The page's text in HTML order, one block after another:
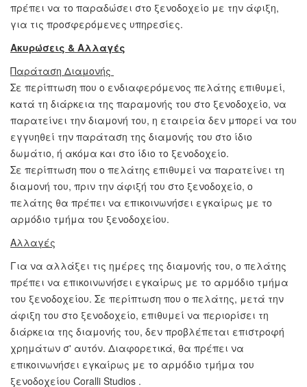
πρέπει να το παραδώσει στο ξενοδοχείο με την άφιξη,
για τις προσφερόμενες υπηρεσίες.
Ακυρώσεις & Αλλαγές
Παράταση Διαμονής
Σε περίπτωση που ο ενδιαφερόμενος πελάτης επιθυμεί,
κατά τη διάρκεια της παραμονής του στο ξενοδοχείο, να
παρατείνει την διαμονή του, η εταιρεία δεν μπορεί να του
εγγυηθεί την παράταση της διαμονής του στο ίδιο
δωμάτιο, ή ακόμα και στο ίδιο το ξενοδοχείο.
Σε περίπτωση που ο πελάτης επιθυμεί να παρατείνει τη
διαμονή του, πριν την άφιξή του στο ξενοδοχείο, ο
πελάτης θα πρέπει να επικοινωνήσει εγκαίρως με το
αρμόδιο τμήμα του ξενοδοχείου.
Αλλαγές
Για να αλλάξει τις ημέρες της διαμονής του, ο πελάτης
πρέπει να επικοινωνήσει εγκαίρως με το αρμόδιο τμήμα
του ξενοδοχείου. Σε περίπτωση που ο πελάτης, μετά την
άφιξη του στο ξενοδοχείο, επιθυμεί να περιορίσει τη
διάρκεια της διαμονής του, δεν προβλέπεται επιστροφή
χρημάτων σ' αυτόν. Διαφορετικά, θα πρέπει να
επικοινωνήσει εγκαίρως με το αρμόδιο τμήμα του
ξενοδοχείου Coralli Studios .